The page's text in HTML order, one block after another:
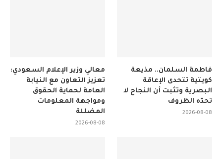
معالي وزير الإعلام السعودي:
تعزيز التعاون مع النيابة
العامة لحماية الحقوق
ومواجهة المعلومات
المضللة
2026-08-08
فاطمة السلمان.. مذيعة
كويتية تتحدى الإعاقة
البصرية وتثبت أن النجاح لا
تحدّه الظروف
2026-08-08